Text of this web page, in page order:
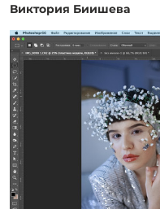
Виктория Биишева